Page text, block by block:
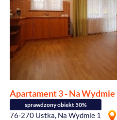
Apartament 3 - Na Wydmie
sprawdzony obiekt 50%
76-270 Ustka, Na Wydmie 1